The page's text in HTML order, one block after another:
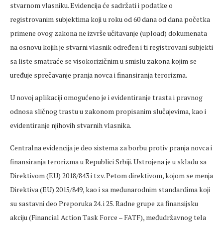
stvarnom vlasniku. Evidencija će sadržati i podatke o
registrovanim subjektima koji u roku od 60 dana od dana početka
primene ovog zakona ne izvrše učitavanje (upload) dokumenata
na osnovu kojih je stvarni vlasnik određen i ti registrovani subjekti
sa liste smatraće se visokorizičnim u smislu zakona kojim se
uređuje sprečavanje pranja novca i finansiranja terorizma.
U novoj aplikaciji omogućeno je i evidentiranje trasta i pravnog
odnosa sličnog trastu u zakonom propisanim slučajevima, kao i
evidentiranje njihovih stvarnih vlasnika.
Centralna evidencija je deo sistema za borbu protiv pranja novca i
finansiranja terorizma u Republici Srbiji. Ustrojena je u skladu sa
Direktivom (EU) 2018/843 i tzv. Petom direktivom, kojom se menja
Direktiva (EU) 2015/849, kao i sa međunarodnim standardima koji
su sastavni deo Preporuka 24. i 25. Radne grupe za finansijsku
akciju (Financial Action Task Force – FATF), međudržavnog tela